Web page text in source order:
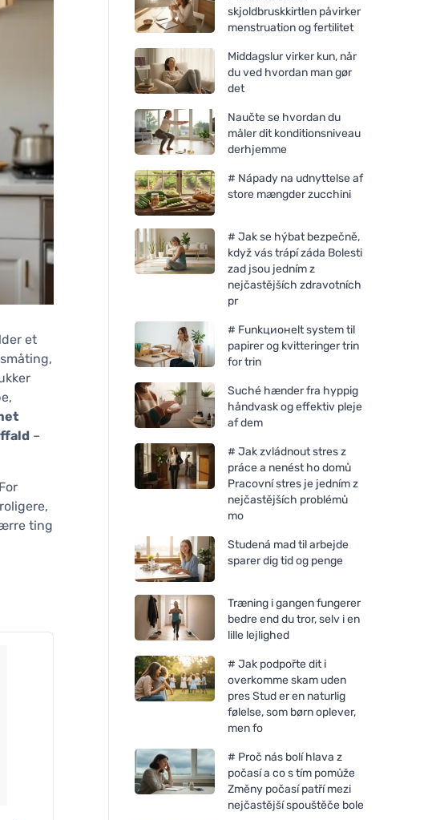
et
–
ting
skjoldbruskkirtlen påvirker
menstruation og fertilitet
Middagslur virker kun, når
du ved hvordan man gør
det
Naučte se hvordan du
måler dit konditionsniveau
derhjemme
# Nápady na udnyttelse af
store mængder zucchini
# Jak se hýbat bezpečně,
když vás trápí záda Bolesti
zad jsou jedním z
nejčastějších zdravotních
pr
# Funkционelt system til
papirer og kvitteringer trin
for trin
Suché hænder fra hyppig
håndvask og effektiv pleje
af dem
# Jak zvládnout stres z
práce a nenést ho domů
Pracovní stres je jedním z
nejčastějších problémů
mo
Studená mad til arbejde
sparer dig tid og penge
Træning i gangen fungerer
bedre end du tror, selv i en
lille lejlighed
# Jak podpořte dit i
overkomme skam uden
pres Stud er en naturlig
følelse, som børn oplever,
men fo
# Proč nás bolí hlava z
počasí a co s tím pomůže
Změny počasí patří mezi
nejčastější spouštěče bole